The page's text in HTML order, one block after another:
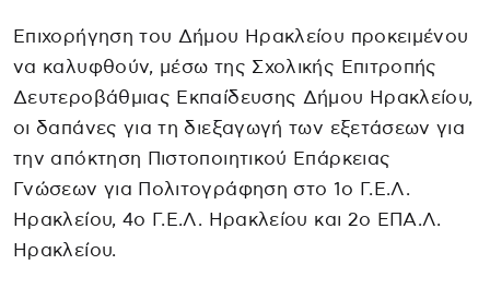
Επιχορήγηση του Δήμου Ηρακλείου προκειμένου
να καλυφθούν, μέσω της Σχολικής Επιτροπής
Δευτεροβάθμιας Εκπαίδευσης Δήμου Ηρακλείου,
οι δαπάνες για τη διεξαγωγή των εξετάσεων για
την απόκτηση Πιστοποιητικού Επάρκειας
Γνώσεων για Πολιτογράφηση στο 1ο Γ.Ε.Λ.
Ηρακλείου, 4ο Γ.Ε.Λ. Ηρακλείου και 2ο ΕΠΑ.Λ.
Ηρακλείου.